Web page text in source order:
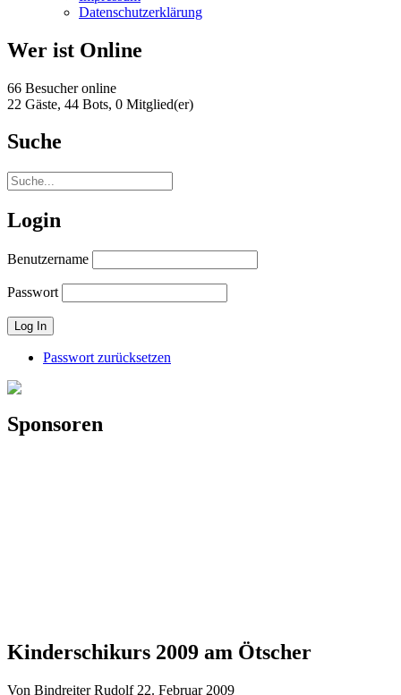
Datenschutzerklärung
Wer ist Online
66 Besucher online
22 Gäste, 44 Bots, 0 Mitglied(er)
Suche
Login
Benutzername
Passwort
Passwort zurücksetzen
Sponsoren
Kinderschikurs 2009 am Ötscher
Von Bindreiter Rudolf 22. Februar 2009